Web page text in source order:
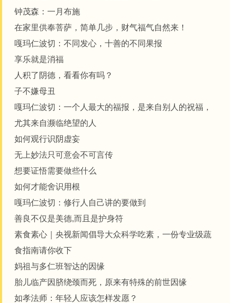
钟茂森：一月布施
在家里供奉菩萨，简单几步，财气福气自然来！
嘎玛仁波切：不同发心，十善的不同果报
享乐就是消福
人积了阴德，看看你有吗？
子不嫌母丑
嘎玛仁波切：一个人最大的福报，是来自别人的祝福，
尤其来自濒临绝望的人
如何观行识阴虚妄
无上妙法只可意会不可言传
想要证悟需要做些什么
如何才能舍识用根
嘎玛仁波切：修行人自己讲的要做到
善良不仅是美德,而且是护身符
素食素心｜央视新闻倡导大众科学吃素，一份专业级蔬
食指南请你收下
妈祖与多仁班智达的因缘
胎儿临产因脐绕颈而死，原来有特殊的前世因缘
如孝法师：年轻人应该怎样发愿？